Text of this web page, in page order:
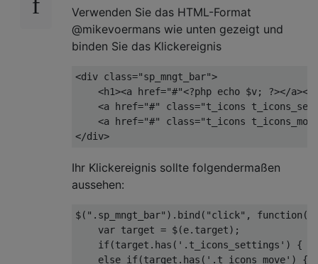
Verwenden Sie das HTML-Format
@mikevoermans wie unten gezeigt und
binden Sie das Klickereignis
<div class="sp_mngt_bar">
<h1><a href="#"<?php echo $v; ?></a></
<a href="#" class="t_icons
<a href="#" class="t_icons
</div>
Ihr Klickereignis sollte folgendermaßen
aussehen:
$( ".sp_mngt_bar" ).bind( "click" , function (
var target = $(e.target);
if(target.has( '.t_icons_settings' ) {
else if(target.has( '.t_icons_move' ) {